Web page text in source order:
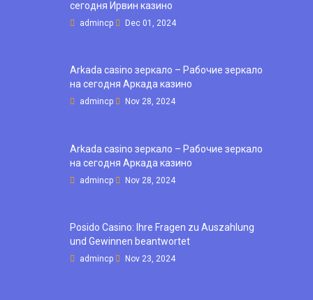
сегодня Ирвин казино
admincp Dec 01, 2024
Arkada casino зеркало – Рабочие зеркало
на сегодня Аркада казино
admincp Nov 28, 2024
Arkada casino зеркало – Рабочие зеркало
на сегодня Аркада казино
admincp Nov 28, 2024
Posido Casino: Ihre Fragen zu Auszahlung
und Gewinnen beantwortet
admincp Nov 23, 2024